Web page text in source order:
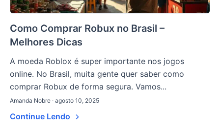
Como Comprar Robux no Brasil –
Melhores Dicas
A moeda Roblox é super importante nos jogos
online. No Brasil, muita gente quer saber como
comprar Robux de forma segura. Vamos...
Amanda Nobre · agosto 10, 2025
Continue Lendo